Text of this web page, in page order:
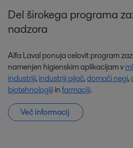
Del širokega programa
nadzora
Alfa Laval ponuja celovit program
namenjen higienskim aplikacijam v
industriji,industriji pijač,domači negi,
biotehnologijiinfarmaciji.
Več informacij